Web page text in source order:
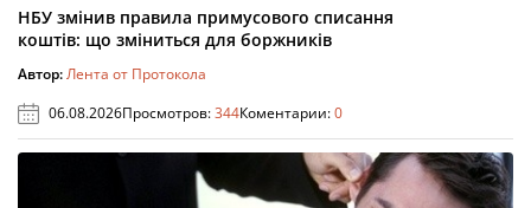
НБУ змінив правила примусового списання
коштів: що зміниться для боржників
Автор:Лента от Протокола
06.08.2026Просмотров:344Коментарии:0